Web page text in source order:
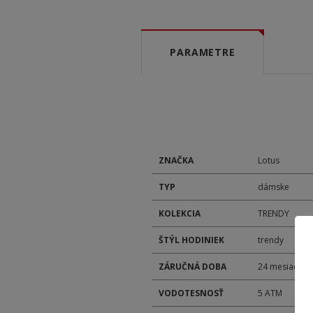
PARAMETRE
ZNAČKA Lotus
TYP dámske
KOLEKCIA TRENDY
ŠTÝL HODINIEK trendy
ZÁRUČNÁ DOBA 24 mesiacov
VODOTESNOSŤ 5 ATM